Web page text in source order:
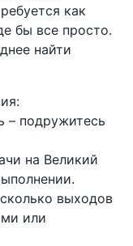
как
бы все просто.
найти
– подружитесь
на Великий
выходов
или